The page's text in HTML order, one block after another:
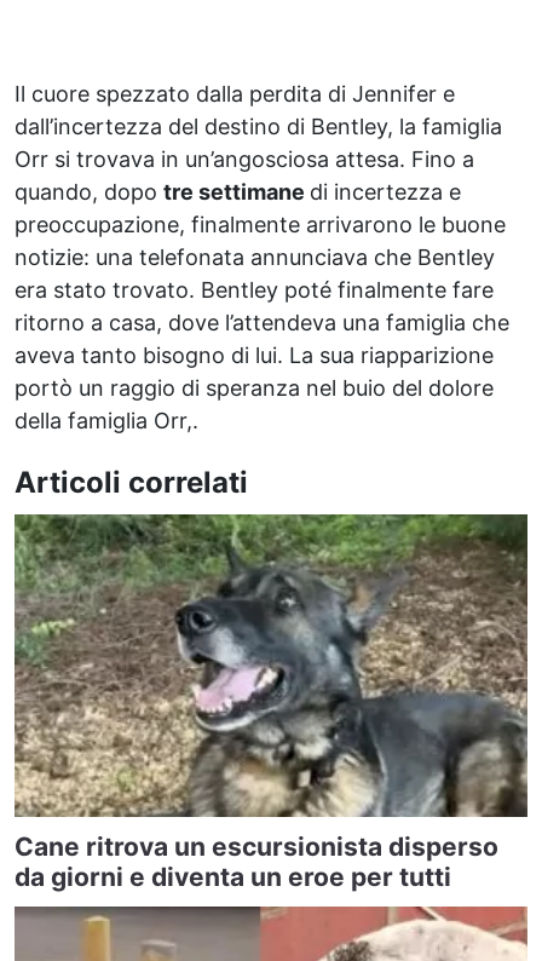
Il cuore spezzato dalla perdita di Jennifer e
dall’incertezza del destino di Bentley, la famiglia
Orr si trovava in un’angosciosa attesa. Fino a
quando, dopo tre settimane di incertezza e
preoccupazione, finalmente arrivarono le buone
notizie: una telefonata annunciava che Bentley
era stato trovato. Bentley poté finalmente fare
ritorno a casa, dove l’attendeva una famiglia che
aveva tanto bisogno di lui. La sua riapparizione
portò un raggio di speranza nel buio del dolore
della famiglia Orr,.
Articoli correlati
Cane ritrova un escursionista disperso
da giorni e diventa un eroe per tutti